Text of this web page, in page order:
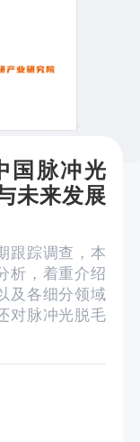
国脉冲光
未来发展
跟踪调查，本
析，着重介绍
及各细分领域
对脉冲光脱毛